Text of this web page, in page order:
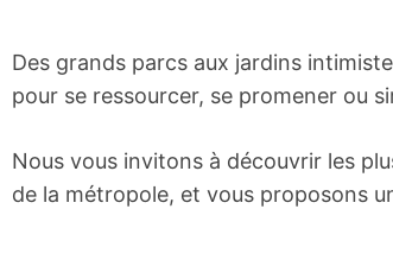
Des grands parcs aux jardins
pour se ressourcer, se promener ou
Nous vous invitons à découvrir les
de la métropole, et vous proposons